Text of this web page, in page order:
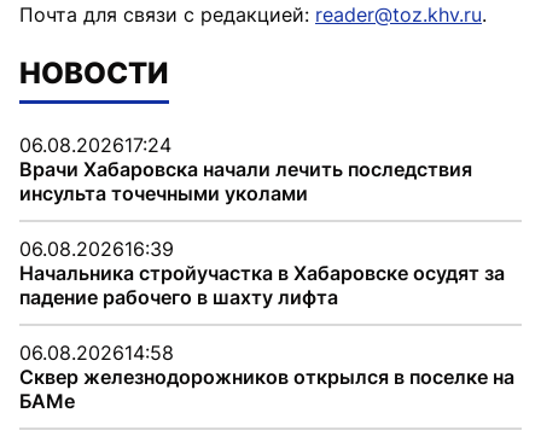
Почта для связи с редакцией: reader@toz.khv.ru.
НОВОСТИ
06.08.202617:24
Врачи Хабаровска начали лечить последствия
инсульта точечными уколами
06.08.202616:39
Начальника стройучастка в Хабаровске осудят за
падение рабочего в шахту лифта
06.08.202614:58
Сквер железнодорожников открылся в поселке на
БАМе